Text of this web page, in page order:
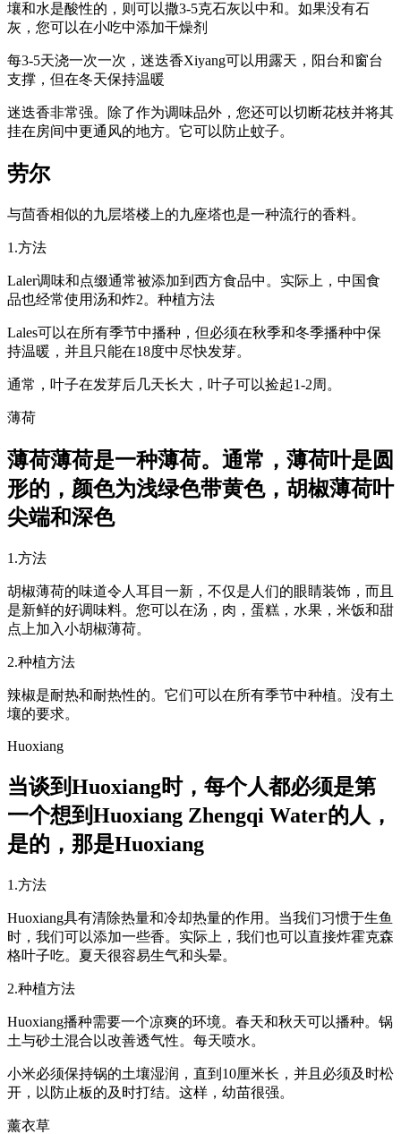
壤和水是酸性的，则可以撒3-5克石灰以中和。如果没有石
灰，您可以在小吃中添加干燥剂
每3-5天浇一次一次，迷迭香Xiyang可以用露天，阳台和窗台
支撑，但在冬天保持温暖
迷迭香非常强。除了作为调味品外，您还可以切断花枝并将其
挂在房间中更通风的地方。它可以防止蚊子。
劳尔
与茴香相似的九层塔楼上的九座塔也是一种流行的香料。
1.方法
Laler调味和点缀通常被添加到西方食品中。实际上，中国食
品也经常使用汤和炸2。种植方法
Lales可以在所有季节中播种，但必须在秋季和冬季播种中保
持温暖，并且只能在18度中尽快发芽。
通常，叶子在发芽后几天长大，叶子可以捡起1-2周。
薄荷
薄荷薄荷是一种薄荷。通常，薄荷叶是圆
形的，颜色为浅绿色带黄色，胡椒薄荷叶
尖端和深色
1.方法
胡椒薄荷的味道令人耳目一新，不仅是人们的眼睛装饰，而且
是新鲜的好调味料。您可以在汤，肉，蛋糕，水果，米饭和甜
点上加入小胡椒薄荷。
2.种植方法
辣椒是耐热和耐热性的。它们可以在所有季节中种植。没有土
壤的要求。
Huoxiang
当谈到Huoxiang时，每个人都必须是第
一个想到Huoxiang Zhengqi Water的人，
是的，那是Huoxiang
1.方法
Huoxiang具有清除热量和冷却热量的作用。当我们习惯于生鱼
时，我们可以添加一些香。实际上，我们也可以直接炸霍克森
格叶子吃。夏天很容易生气和头晕。
2.种植方法
Huoxiang播种需要一个凉爽的环境。春天和秋天可以播种。锅
土与砂土混合以改善透气性。每天喷水。
小米必须保持锅的土壤湿润，直到10厘米长，并且必须及时松
开，以防止板的及时打结。这样，幼苗很强。
薰衣草